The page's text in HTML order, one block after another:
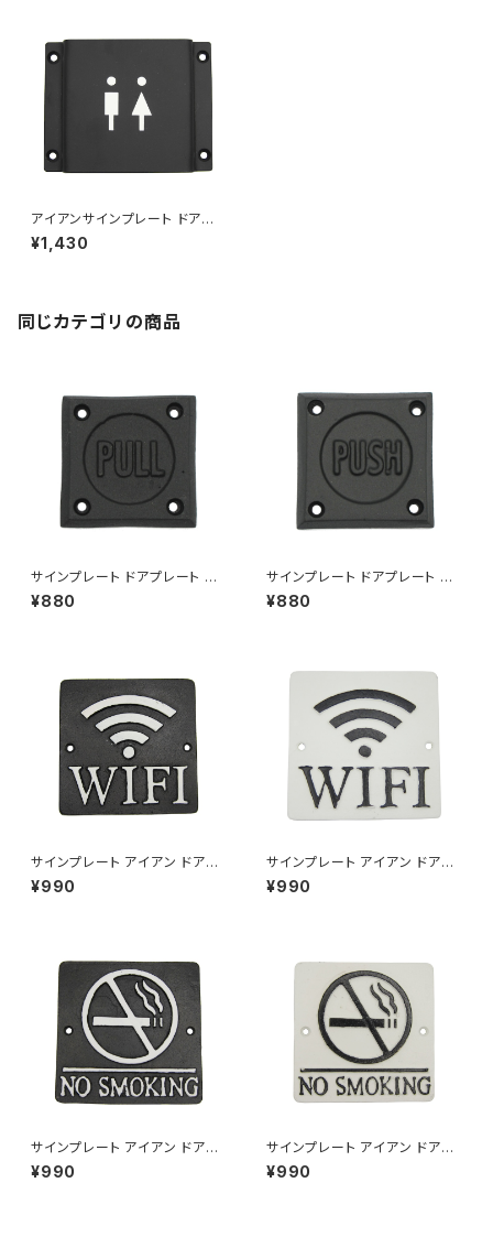
アイアンサインプレート ドアプ
レート 案内 トイレ TOILET
¥1,430
同じカテゴリの商品
サインプレート ドアプレート 案
内 扉 押す PULL アルミニウム
ブラック
¥880
サインプレート ドアプレート 案
内 扉 押す PUSH アルミニウム
ブラック
¥880
サインプレート アイアン ドアプ
レート 案内 Wi-Fiスポット WIF
I ブラック
¥990
サインプレート アイアン ドアプ
レート 案内 Wi-Fiスポット WIF
I ホワイト
¥990
サインプレート アイアン ドアプ
レート 案内 禁煙室 NO SMOK
ING ブラック
¥990
サインプレート アイアン ドアプ
レート 案内 禁煙室 NO SMOK
ING ホワイト
¥990